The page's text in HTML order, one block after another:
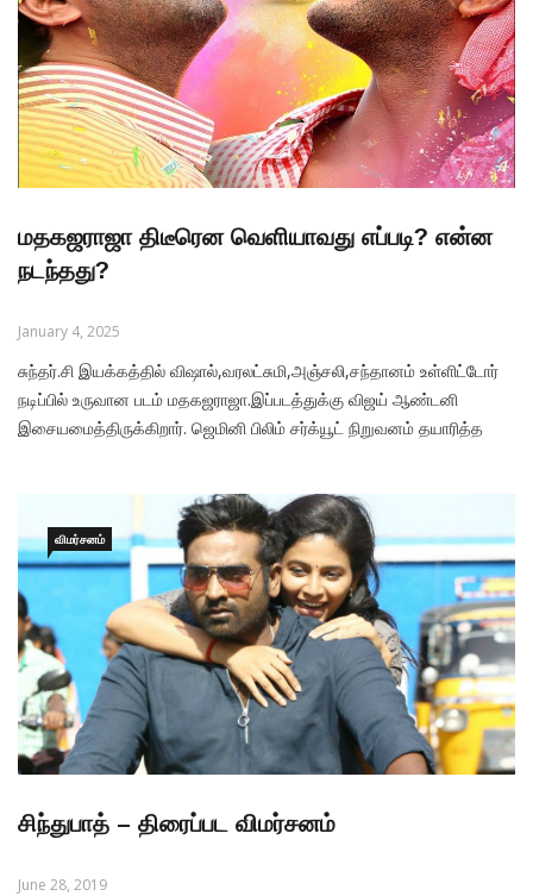
மதகஜராஜா திடீரென வெளியாவது எப்படி? என்ன
நடந்தது?
January 4, 2025
சுந்தர்.சி இயக்கத்தில் விஷால்,வரலட்சுமி,அஞ்சலி,சந்தானம் உள்ளிட்டோர்
நடிப்பில் உருவான படம் மதகஜராஜா.இப்படத்துக்கு விஜய் ஆண்டனி
இசையமைத்திருக்கிறார். ஜெமினி பிலிம் சர்க்யூட் நிறுவனம் தயாரித்த
வெளியாகவில்லை. இந்தப்படத்தை வெளியிட தீவிர முயற்சி எடுத்தார்
விஷால்.அவர் முயற்சி
விமர்சனம்
சிந்துபாத் – திரைப்பட விமர்சனம்
June 28, 2019